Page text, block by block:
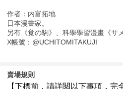
作者：内富拓地
日本漫畫家。
另有《覚の駒》、科學學習漫畫《サ
X帳號：@UCHITOMITAKUJI
賣場規則